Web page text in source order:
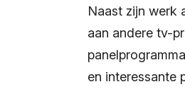
Naast zijn werk
aan andere tv-
en interessante